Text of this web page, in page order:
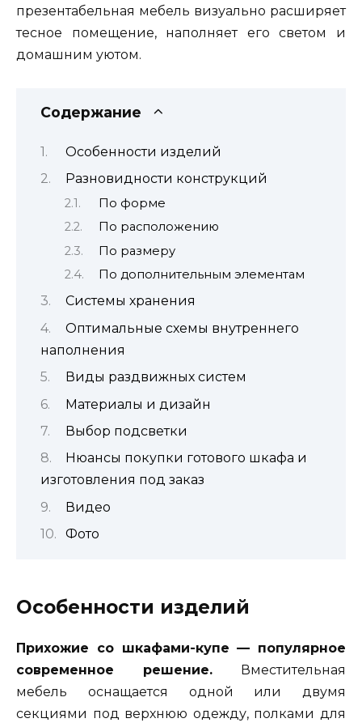
презентабельная мебель визуально расширяет
тесное помещение, наполняет его светом и
домашним уютом.
Содержание
Особенности изделий
Разновидности конструкций
По форме
По расположению
По размеру
По дополнительным элементам
Системы хранения
Оптимальные схемы внутреннего
наполнения
Виды раздвижных систем
Материалы и дизайн
Выбор подсветки
Нюансы покупки готового шкафа и
изготовления под заказ
Видео
Фото
Особенности изделий
Прихожие со шкафами-купе — популярное
современное решение. Вместительная
мебель оснащается одной или двумя
секциями под верхнюю одежду, полками для